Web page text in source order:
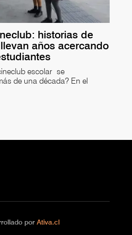
historias de
años acercando
escolar se
de una década? En el
por Ativa.cl